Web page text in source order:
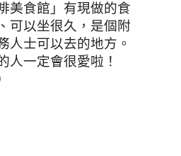
美食館 」有現做的食
可以坐很久，是個附
人士可以去的地方。
人一定會很愛啦！